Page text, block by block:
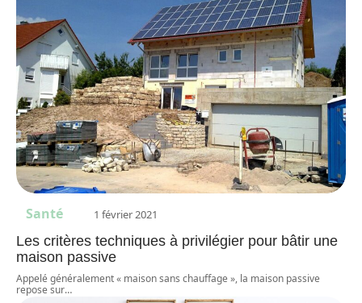
Santé 1 février 2021
Les critères techniques à privilégier pour bâtir une
maison passive
Appelé généralement « maison sans chauffage », la maison passive
repose sur…